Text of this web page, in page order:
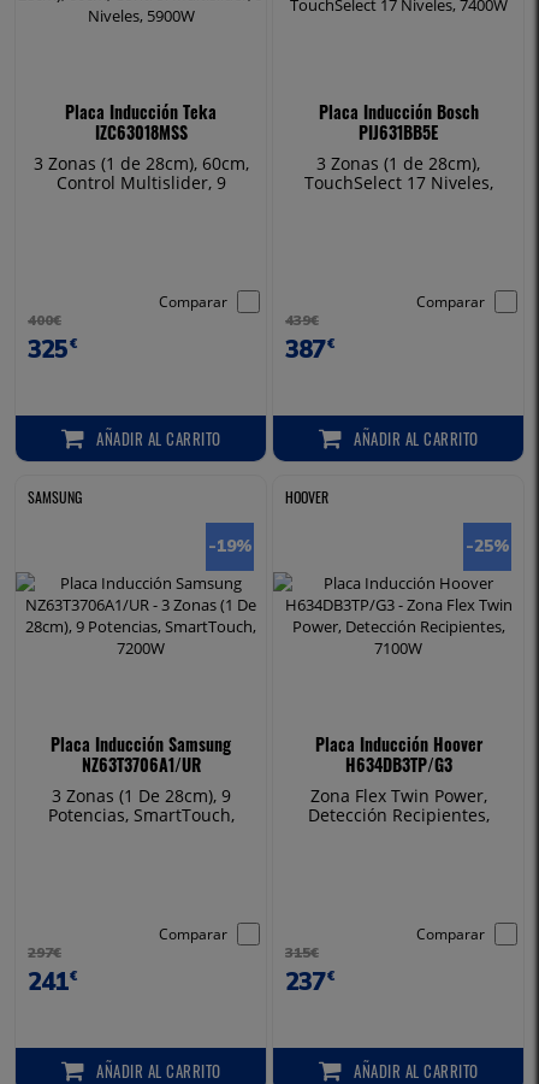
Placa Inducción Teka
IZC63018MSS
3 Zonas (1 de 28cm), 60cm,
Control Multislider, 9
Comparar
400€
325€
AÑADIR AL CARRITO
Placa Inducción Bosch
PIJ631BB5E
3 Zonas (1 de 28cm),
TouchSelect 17 Niveles,
Comparar
439€
387€
AÑADIR AL CARRITO
SAMSUNG
-19%
Placa Inducción Samsung
NZ63T3706A1/UR
3 Zonas (1 De 28cm), 9
Potencias, SmartTouch,
Comparar
297€
241€
AÑADIR AL CARRITO
HOOVER
-25%
Placa Inducción Hoover
H634DB3TP/G3
Zona Flex Twin Power,
Detección Recipientes,
Comparar
315€
237€
AÑADIR AL CARRITO